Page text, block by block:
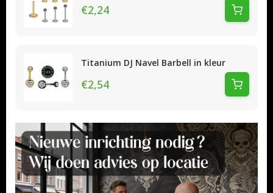
€2,24
Titanium DJ Navel Barbell in kleur
€2,54